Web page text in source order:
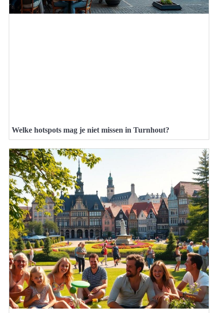
Welke hotspots mag je niet missen in Turnhout?